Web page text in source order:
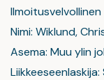
Ilmoitusvelvollinen
Nimi: Wiklund,
Asema: Muu ylin